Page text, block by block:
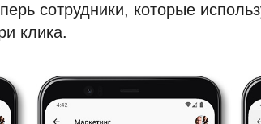
сотрудники, которые
клика.